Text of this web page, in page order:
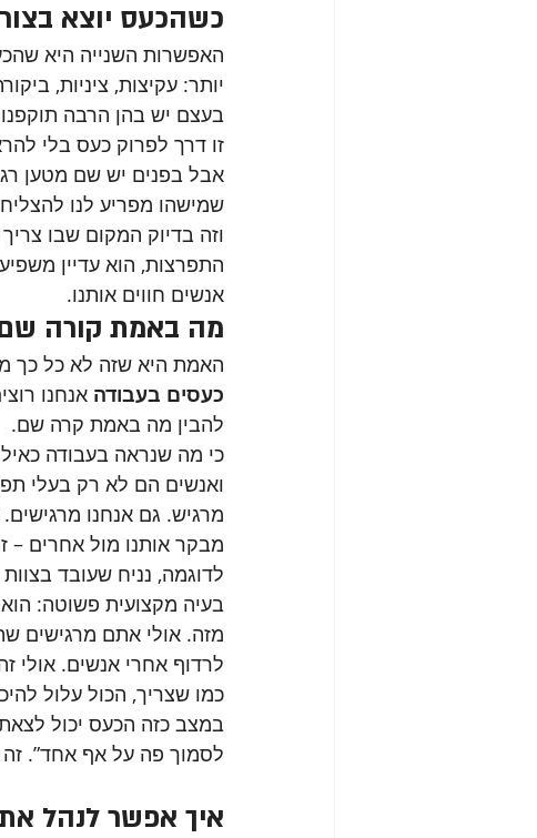
כשהכעס יוצא
האפשרות השנייה היא
יותר: עקיצות, ציניות,
בעצם יש בהן הרבה
זו דרך לפרוק כעס בלי
אבל בפנים יש שם מטען
שמישהו מפריע לנו
וזה בדיוק המקום שבו
התפרצות, הוא עדיין
אנשים חווים אותנו.
מה באמת קורה
האמת היא שזה לא כל כך
כעסים בעבודה אנחנו
להבין מה באמת קרה שם.
כי מה שנראה בעבודה
ואנשים הם לא רק בעלי
מרגיש. גם אנחנו
מבקר אותנו מול אחרים –
לדוגמה, נניח שעובד
בעיה מקצועית פשוטה:
מזה. אולי אתם מרגישים
לרדוף אחרי אנשים.
כמו שצריך, הכול עלול
במצב כזה הכעס יכול
לסמוך פה על אף אחד”. זה
איך אפשר לנהל